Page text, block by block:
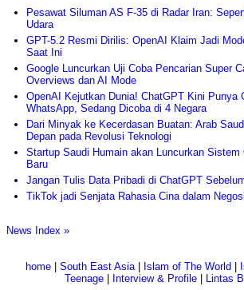
Pesawat Siluman AS F-35 di Radar Iran:
Udara
GPT-5.2 Resmi Dirilis: OpenAI Klaim Jadi
Saat Ini
Google Luncurkan Uji Coba Pencarian Super
Overviews dan AI Mode
OpenAI Kejutkan Dunia! ChatGPT Kini Punya
WhatsApp, Sedang Dicoba di 4 Negara
Dari Minyak ke Kecerdasan Buatan: Arab
Depan pada Revolusi Teknologi
Startup Saudi Humain akan Luncurkan Sistem
Baru
Jangan Tulis Data Pribadi di ChatGPT
TikTok jadi Senjata Rahasia Cina dalam
News Index »
home| South East Asia| Islam of The World
Teenage
Interview & Profile Lintas